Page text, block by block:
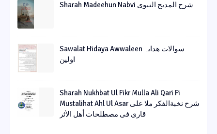
Sharah Madeehun Nabvi شرح المدیح النبوی
Sawalat Hidaya Awwaleen سوالات ھدایہ
اولین
Sharah Nukhbat Ul Fikr Mulla Ali Qari Fi
Mustalihat Ahl Ul Asar شرح نخبةالفکر ملا علی
قاری فی مصطلحات أھل الأثر